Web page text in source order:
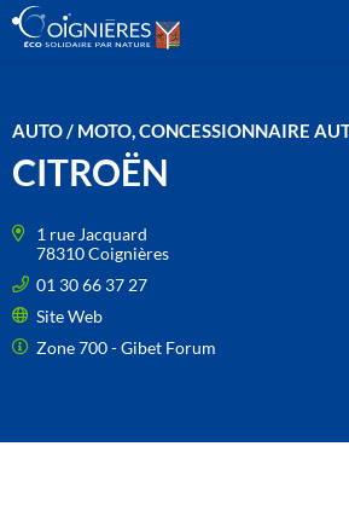
AUTO / MOTO, CONCESSIONNAIRE
CITROËN
1 rue Jacquard
78310 Coignières
01 30 66 37 27
Site Web
Zone 700 - Gibet Forum